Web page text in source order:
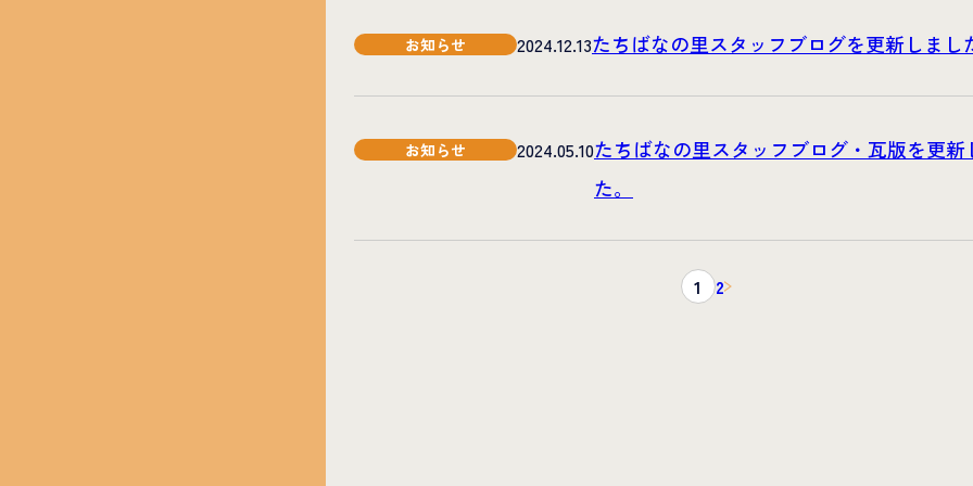
お知らせ 2024.12.13たちばなの里スタッフブログを更新しまし
お知らせ 2024.05.10たちばなの里スタッフブログ・瓦版を更新
た。
1 2